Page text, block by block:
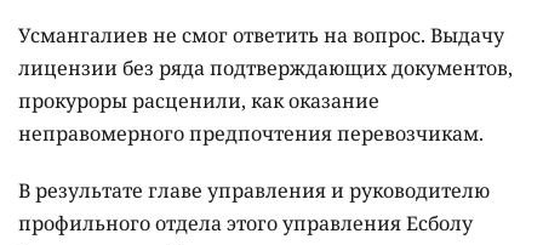
Усмангалиев не смог ответить на вопрос. Выдачу
лицензии без ряда подтверждающих документов,
прокуроры расценили, как оказание
неправомерного предпочтения перевозчикам.
В результате главе управления и руководителю
профильного отдела этого управления Есболу